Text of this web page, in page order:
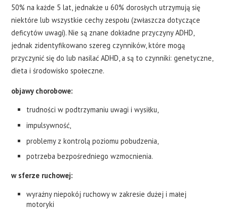
50% na każde 5 lat, jednakże u 60% dorosłych utrzymują się
niektóre lub wszystkie cechy zespołu (zwłaszcza dotyczące
deficytów uwagi). Nie są znane dokładne przyczyny ADHD,
jednak zidentyfikowano szereg czynników, które mogą
przyczynić się do lub nasilać ADHD, a są to czynniki: genetyczne,
dieta i środowisko społeczne.
objawy chorobowe:
trudności w podtrzymaniu uwagi i wysiłku,
impulsywność,
problemy z kontrolą poziomu pobudzenia,
potrzeba bezpośredniego wzmocnienia.
w sferze ruchowej:
wyraźny niepokój ruchowy w zakresie dużej i małej
motoryki